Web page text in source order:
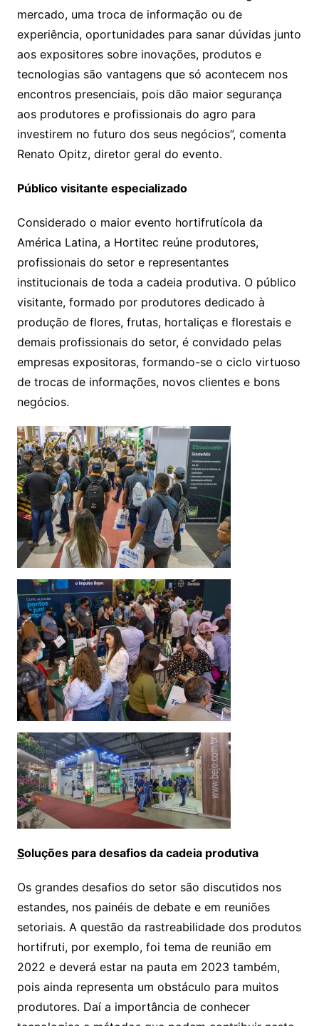
mercado, uma troca de informação ou de
experiência, oportunidades para sanar dúvidas junto
aos expositores sobre inovações, produtos e
tecnologias são vantagens que só acontecem nos
encontros presenciais, pois dão maior segurança
aos produtores e profissionais do agro para
investirem no futuro dos seus negócios”, comenta
Renato Opitz, diretor geral do evento.
Público visitante especializado
Considerado o maior evento hortifrutícola da
América Latina, a Hortitec reúne produtores,
profissionais do setor e representantes
institucionais de toda a cadeia produtiva. O público
visitante, formado por produtores dedicado à
produção de flores, frutas, hortaliças e florestais e
demais profissionais do setor, é convidado pelas
empresas expositoras, formando-se o ciclo virtuoso
de trocas de informações, novos clientes e bons
negócios.
Soluções para desafios da cadeia produtiva
Os grandes desafios do setor são discutidos nos
estandes, nos painéis de debate e em reuniões
setoriais. A questão da rastreabilidade dos produtos
hortifruti, por exemplo, foi tema de reunião em
2022 e deverá estar na pauta em 2023 também,
pois ainda representa um obstáculo para muitos
produtores. Daí a importância de conhecer